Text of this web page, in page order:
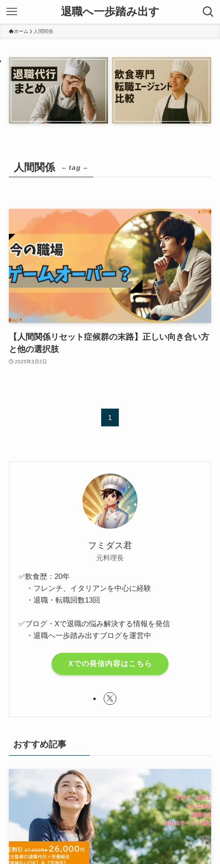
退職へ一歩踏み出す
ホーム 人間関係
人間関係 – tag –
【人間関係リセット症候群の末路】正しい向き合い方
と他の選択肢
2025年3月2日
1
フミダス君
元料理長
✅飲食歴：20年
・フレンチ、イタリアンを中心に経験
・退職・転職回数13回
✅ブログ・Xで退職の悩み解決する情報を発信
・退職へ一歩踏み出すブログを運営中
Xでの発信内容はこちら
おすすめ記事